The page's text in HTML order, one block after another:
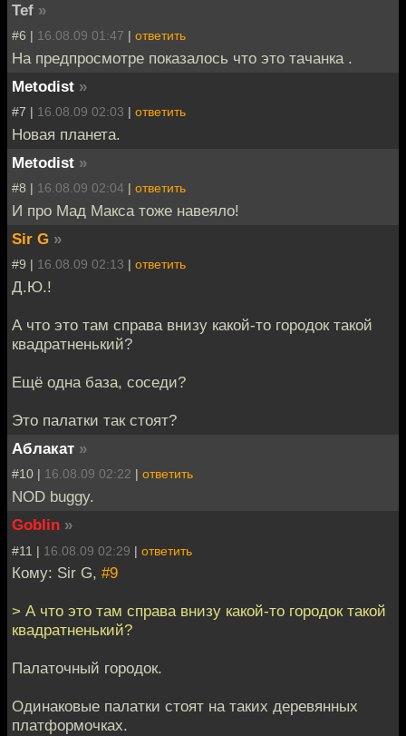
Tef »
#6 | 16.08.09 01:47 | ответить
На предпросмотре показалось что это тачанка .
Metodist »
#7 | 16.08.09 02:03 | ответить
Новая планета.
Metodist »
#8 | 16.08.09 02:04 | ответить
И про Мад Макса тоже навеяло!
Sir G »
#9 | 16.08.09 02:13 | ответить
Д.Ю.!
А что это там справа внизу какой-то городок такой
квадратненький?
Ещё одна база, соседи?
Это палатки так стоят?
Аблакат »
#10 | 16.08.09 02:22 | ответить
NOD buggy.
Goblin »
#11 | 16.08.09 02:29 | ответить
Кому: Sir G, #9
> А что это там справа внизу какой-то городок такой
квадратненький?
Палаточный городок.
Одинаковые палатки стоят на таких деревянных
платформочках.